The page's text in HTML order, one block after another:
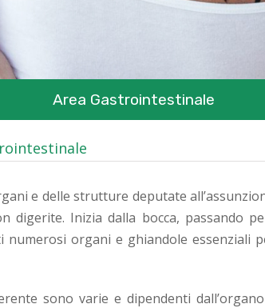
Area Gastrointestinale
e delle strutture deputate
digerite. Inizia dalla bocca, passando
numerosi organi e ghiandole essenziali
sono varie e dipendenti